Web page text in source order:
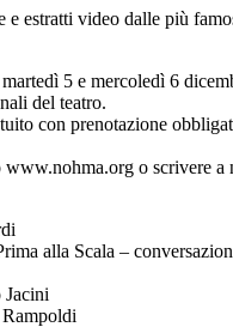
e estratti video dalle più
5 e mercoledì 6
del teatro.
con prenotazione
www.nohma.org o scrivere a
alla Scala –
Jacini